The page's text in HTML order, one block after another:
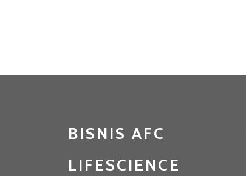
BISNIS AFC
LIFESCIENCE